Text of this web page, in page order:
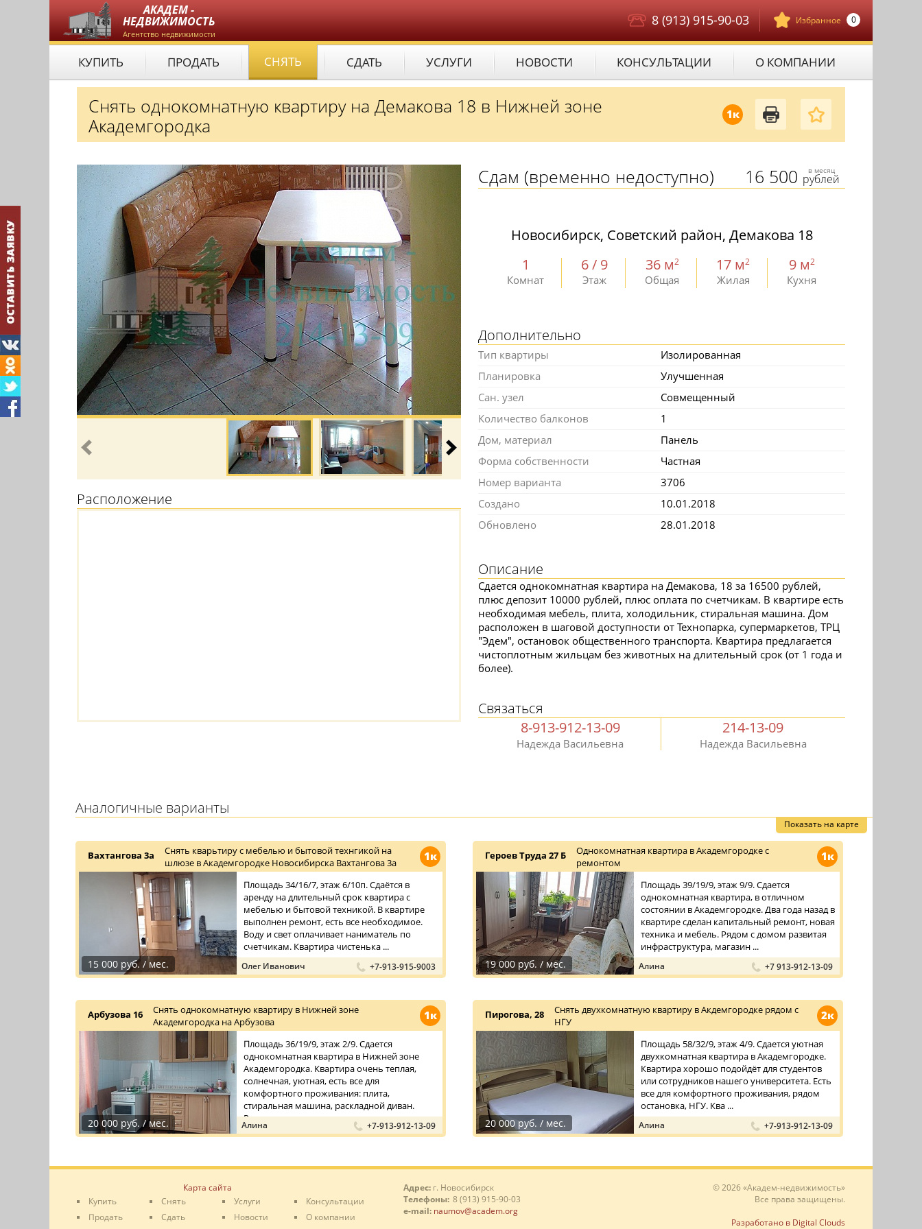
АКАДЕМ -
НЕДВИЖИМОСТЬ
Агентство недвижимости
Избранное 0
8 (913) 915-90-03
КУПИТЬ ПРОДАТЬ СНЯТЬ СДАТЬ УСЛУГИ НОВОСТИ КОНСУЛЬТАЦИИ О КОМПАНИИ
1к
Снять однокомнатную квартиру на Демакова 18 в Нижней зоне
Академгородка
Расположение
16 500 в месяц
рублей
Сдам (временно недоступно)
Новосибирск, Советский район, Демакова 18
1
Комнат
6 / 9
Этаж
36 м2
Общая
17 м2
Жилая
9 м2
Кухня
Дополнительно
Тип квартиры
Изолированная
Планировка
Улучшенная
Сан. узел
Совмещенный
Количество балконов
1
Дом, материал
Панель
Форма собственности
Частная
Номер варианта
3706
Создано
10.01.2018
Обновлено
28.01.2018
Описание
Сдается однокомнатная квартира на Демакова, 18 за 16500 рублей,
плюс депозит 10000 рублей, плюс оплата по счетчикам. В квартире есть
необходимая мебель, плита, холодильник, стиральная машина. Дом
расположен в шаговой доступности от Технопарка, супермаркетов, ТРЦ
"Эдем", остановок общественного транспорта. Квартира предлагается
чистоплотным жильцам без животных на длительный срок (от 1 года и
более).
Связаться
8-913-912-13-09
Надежда Васильевна
214-13-09
Надежда Васильевна
Аналогичные варианты
Показать на карте
1к
Вахтангова 3а
Снять кварьтиру с мебелью и бытовой технгикой на
шлюзе в Академгородке Новосибирска Вахтангова 3а
15 000 руб. / мес.
Площадь 34/16/7, этаж 6/10п. Сдаётся в
аренду на длительный срок квартира с
мебелью и бытовой техникой. В квартире
выполнен ремонт, есть все необходимое.
Воду и свет оплачивает наниматель по
счетчикам. Квартира чистенька ...
Олег Иванович +7-913-915-9003
1к
Героев Труда 27 Б
Однокомнатная квартира в Академгородке с
ремонтом
19 000 руб. / мес.
Площадь 39/19/9, этаж 9/9. Сдается
однокомнатная квартира, в отличном
состоянии в Академгородке. Два года назад в
квартире сделан капитальный ремонт, новая
техника и мебель. Рядом с домом развитая
инфраструктура, магазин ...
Алина +7 913-912-13-09
1к
Арбузова 16
Снять однокомнатную квартиру в Нижней зоне
Академгородка на Арбузова
20 000 руб. / мес.
Площадь 36/19/9, этаж 2/9. Сдается
однокомнатная квартира в Нижней зоне
Академгородка. Квартира очень теплая,
солнечная, уютная, есть все для
комфортного проживания: плита,
стиральная машина, раскладной диван.
Рядом с до ...
Алина +7-913-912-13-09
2к
Пирогова, 28
Снять двухкомнатную квартиру в Акдемгородке рядом с
НГУ
20 000 руб. / мес.
Площадь 58/32/9, этаж 4/9. Сдается уютная
двухкомнатная квартира в Академгородке.
Квартира хорошо подойдёт для студентов
или сотрудников нашего университета. Есть
все для комфортного проживания, рядом
остановка, НГУ. Ква ...
Алина +7-913-912-13-09
Карта сайта
Купить
Продать
Снять
Сдать
Услуги
Новости
Консультации
О компании
Адрес: г. Новосибирск
Телефоны: 8 (913) 915-90-03
e-mail: naumov@academ.org
© 2026 «Академ-недвижимость»
Все права защищены.
Разработано в Digital Clouds